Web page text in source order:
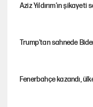
Aziz Yıldırım’ın
Trump’tan sahnede
Fenerbahçe kazandı,